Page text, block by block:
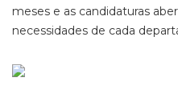
meses e as candidaturas
necessidades de cada